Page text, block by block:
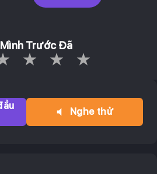
Mình Trước Đã
Nghe thử